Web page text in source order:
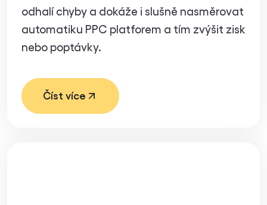
odhalí chyby a dokáže i slušně nasměrovat
automatiku PPC platforem a tím zvýšit zisk
nebo poptávky.
Číst více